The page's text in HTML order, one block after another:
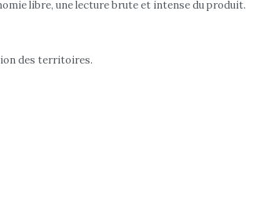
libre, une lecture brute et intense du produit.
des territoires.